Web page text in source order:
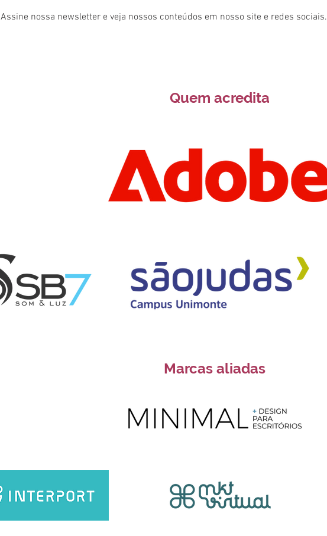
Assine nossa newsletter e veja nossos conteúdos em nosso site e redes sociais.
Quem acredita
Marcas aliadas